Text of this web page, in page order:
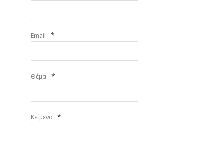
Email *
Θέμα *
Κείμενο *